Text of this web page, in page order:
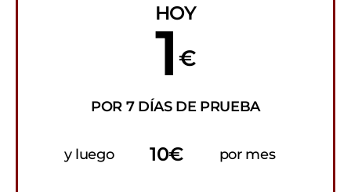
HOY
1 €
POR 7 DÍAS DE PRUEBA
y luego 10€ por mes